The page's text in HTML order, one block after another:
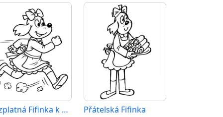
Bezplatná Fifinka k vytištění Přátelská Fifinka